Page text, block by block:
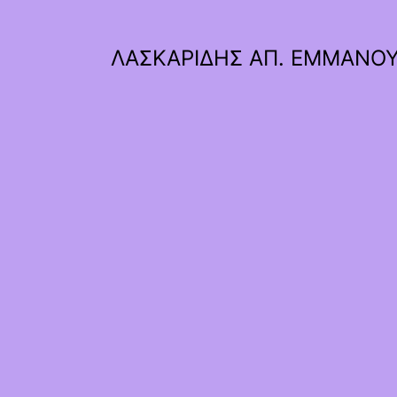
ΛΑΣΚΑΡΙΔΗΣ ΑΠ.